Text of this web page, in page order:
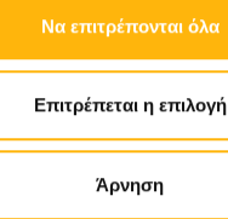
Να επιτρέπονται όλα
Επιτρέπεται η επιλογή
Άρνηση